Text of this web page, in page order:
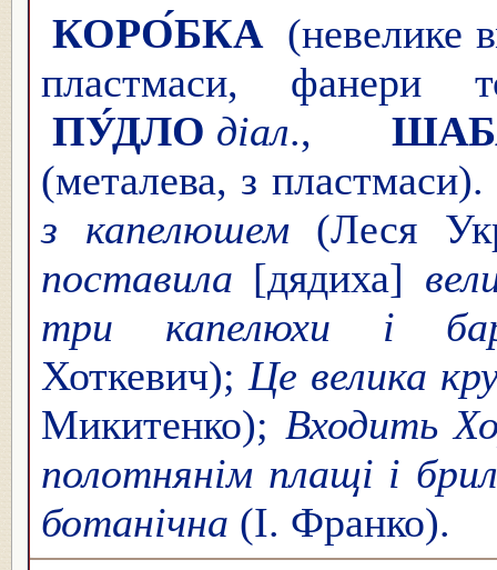
КОРО́БКА (невелике
пластмаси, фанери
ПУ́ДЛО діал.,
(металева, з пластмаси).
з капелюшем(Леся
поставила [дядиха]
три капелюхи і
Хоткевич); Це велика
Микитенко); Входить
полотнянім плащі і
ботанічна (І. Франко).